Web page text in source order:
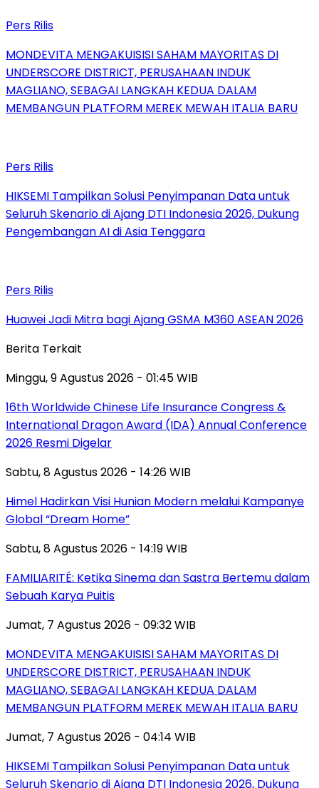
Pers Rilis
MONDEVITA MENGAKUISISI SAHAM MAYORITAS DI
UNDERSCORE DISTRICT, PERUSAHAAN INDUK
MAGLIANO, SEBAGAI LANGKAH KEDUA DALAM
MEMBANGUN PLATFORM MEREK MEWAH ITALIA BARU
Pers Rilis
HIKSEMI Tampilkan Solusi Penyimpanan Data untuk
Seluruh Skenario di Ajang DTI Indonesia 2026, Dukung
Pengembangan AI di Asia Tenggara
Pers Rilis
Huawei Jadi Mitra bagi Ajang GSMA M360 ASEAN 2026
Berita Terkait
Minggu, 9 Agustus 2026 - 01:45 WIB
16th Worldwide Chinese Life Insurance Congress &
International Dragon Award (IDA) Annual Conference
2026 Resmi Digelar
Sabtu, 8 Agustus 2026 - 14:26 WIB
Himel Hadirkan Visi Hunian Modern melalui Kampanye
Global “Dream Home”
Sabtu, 8 Agustus 2026 - 14:19 WIB
FAMILIARITÉ: Ketika Sinema dan Sastra Bertemu dalam
Sebuah Karya Puitis
Jumat, 7 Agustus 2026 - 09:32 WIB
MONDEVITA MENGAKUISISI SAHAM MAYORITAS DI
UNDERSCORE DISTRICT, PERUSAHAAN INDUK
MAGLIANO, SEBAGAI LANGKAH KEDUA DALAM
MEMBANGUN PLATFORM MEREK MEWAH ITALIA BARU
Jumat, 7 Agustus 2026 - 04:14 WIB
HIKSEMI Tampilkan Solusi Penyimpanan Data untuk
Seluruh Skenario di Ajang DTI Indonesia 2026, Dukung